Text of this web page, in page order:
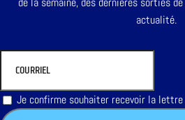
actualité.
Je confirme souhaiter recevoir la